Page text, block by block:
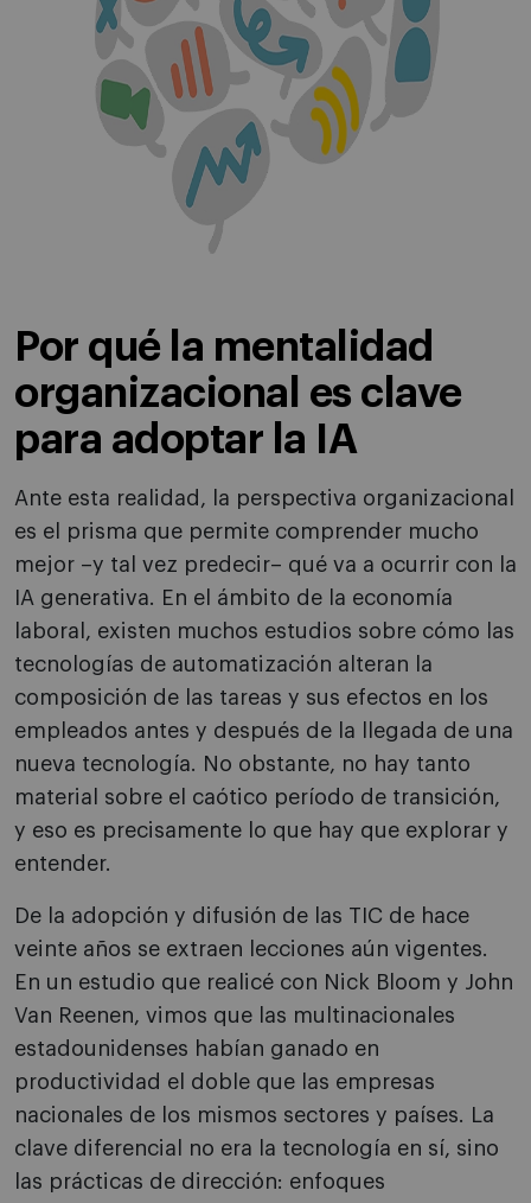
Por qué la mentalidad
organizacional es clave
para adoptar la IA
Ante esta realidad, la perspectiva organizacional
es el prisma que permite comprender mucho
mejor –y tal vez predecir– qué va a ocurrir con la
IA generativa. En el ámbito de la economía
laboral, existen muchos estudios sobre cómo las
tecnologías de automatización alteran la
composición de las tareas y sus efectos en los
empleados antes y después de la llegada de una
nueva tecnología. No obstante, no hay tanto
material sobre el caótico período de transición,
y eso es precisamente lo que hay que explorar y
entender.
De la adopción y difusión de las TIC de hace
veinte años se extraen lecciones aún vigentes.
En un estudio que realicé con Nick Bloom y John
Van Reenen, vimos que las multinacionales
estadounidenses habían ganado en
productividad el doble que las empresas
nacionales de los mismos sectores y países. La
clave diferencial no era la tecnología en sí, sino
las prácticas de dirección: enfoques